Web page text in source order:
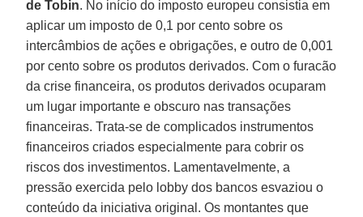
de Tobin. No início do imposto europeu consistia em
aplicar um imposto de 0,1 por cento sobre os
intercâmbios de ações e obrigações, e outro de 0,001
por cento sobre os produtos derivados. Com o furacão
da crise financeira, os produtos derivados ocuparam
um lugar importante e obscuro nas transações
financeiras. Trata-se de complicados instrumentos
financeiros criados especialmente para cobrir os
riscos dos investimentos. Lamentavelmente, a
pressão exercida pelo lobby dos bancos esvaziou o
conteúdo da iniciativa original. Os montantes que